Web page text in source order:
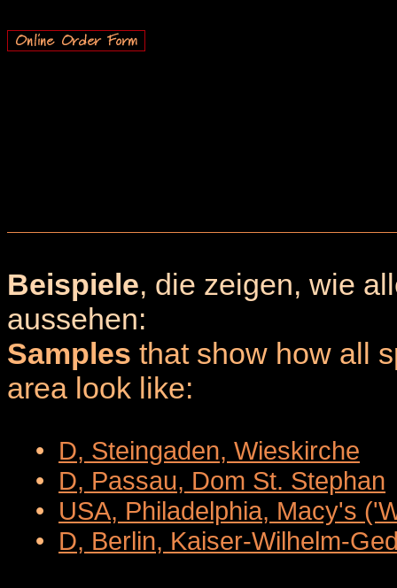
Beispiele, die zeigen, wie
aussehen:
Samples that show how all
area look like:
• D, Steingaden, Wieskirche
• D, Passau, Dom St. Stephan
• USA, Philadelphia, Macy's
• D, Berlin, Kaiser-Wilhelm-